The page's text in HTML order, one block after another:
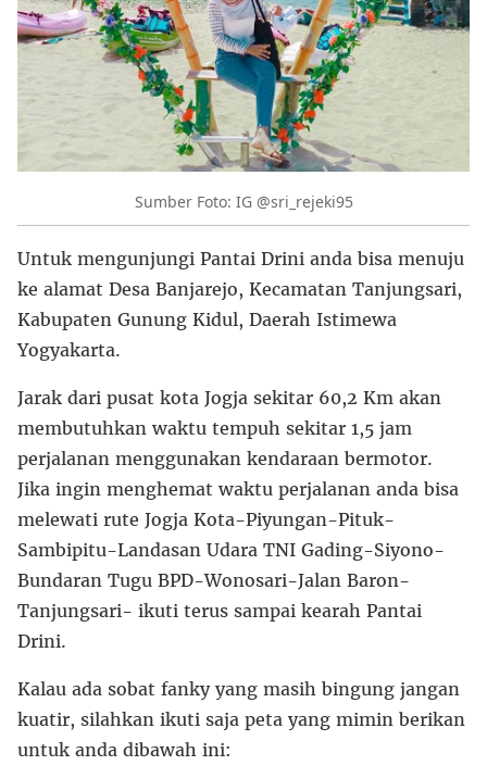
Sumber Foto: IG @sri_rejeki95
Untuk mengunjungi Pantai Drini anda bisa menuju
ke alamat Desa Banjarejo, Kecamatan Tanjungsari,
Kabupaten Gunung Kidul, Daerah Istimewa
Yogyakarta.
Jarak dari pusat kota Jogja sekitar 60,2 Km akan
membutuhkan waktu tempuh sekitar 1,5 jam
perjalanan menggunakan kendaraan bermotor.
Jika ingin menghemat waktu perjalanan anda bisa
melewati rute Jogja Kota-Piyungan-Pituk-
Sambipitu-Landasan Udara TNI Gading-Siyono-
Bundaran Tugu BPD-Wonosari-Jalan Baron-
Tanjungsari- ikuti terus sampai kearah Pantai
Drini.
Kalau ada sobat fanky yang masih bingung jangan
kuatir, silahkan ikuti saja peta yang mimin berikan
untuk anda dibawah ini: